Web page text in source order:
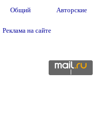
Общий Авторские
Реклама на сайте